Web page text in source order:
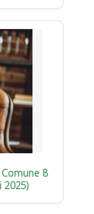
8
2025)